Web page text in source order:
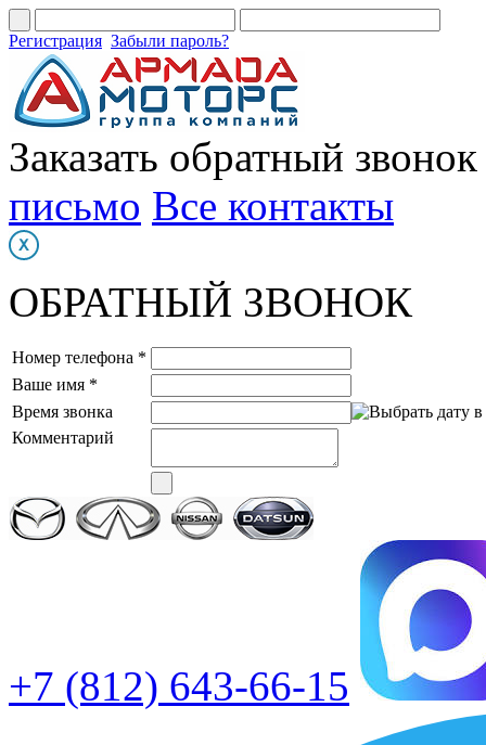
Регистрация Забыли пароль?
Заказать обратный звонок
письмо Все контакты
ОБРАТНЫЙ ЗВОНОК
Номер телефона *
Ваше имя *
Время звонка
Комментарий
+7 (812) 643-66-15